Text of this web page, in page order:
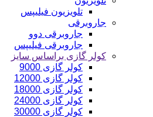
تلویزیون فیلیپس
جاروبرقی
جاروبرقی دوو
جاروبرقی فیلیپس
کولر گازی براساس سایز
کولر گازی 9000
کولر گازی 12000
کولر گازی 18000
کولر گازی 24000
کولر گازی 30000